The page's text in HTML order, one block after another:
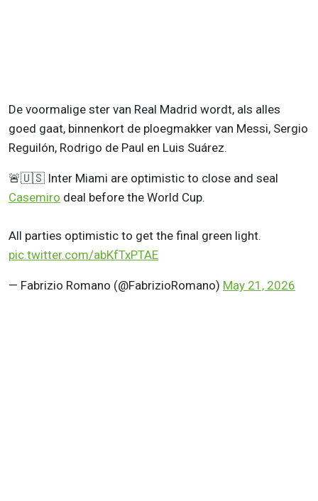
De voormalige ster van Real Madrid wordt, als alles
goed gaat, binnenkort de ploegmakker van Messi, Sergio
Reguilón, Rodrigo de Paul en Luis Suárez.
🚨🇺🇸 Inter Miami are optimistic to close and seal
Casemiro deal before the World Cup.
All parties optimistic to get the final green light.
pic.twitter.com/abKfTxPTAE
— Fabrizio Romano (@FabrizioRomano) May 21, 2026